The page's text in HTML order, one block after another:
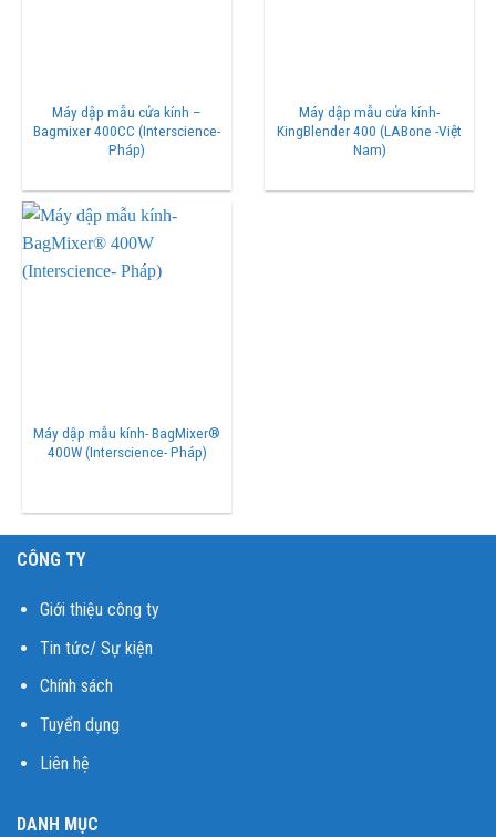
Máy dập mẫu cửa kính –
Bagmixer 400CC (Interscience-
Pháp)
Máy dập mẫu cửa kính-
KingBlender 400 (LABone -Việt
Nam)
Máy dập mẫu kính- BagMixer®
400W (Interscience- Pháp)
CÔNG TY
Giới thiệu công ty
Tin tức/ Sự kiện
Chính sách
Tuyển dụng
Liên hệ
DANH MỤC